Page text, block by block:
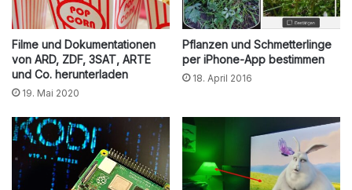
Filme und Dokumentationen
von ARD, ZDF, 3SAT, ARTE
und Co. herunterladen
19. Mai 2020
Pflanzen und Schmetterlinge
per iPhone-App bestimmen
18. April 2016